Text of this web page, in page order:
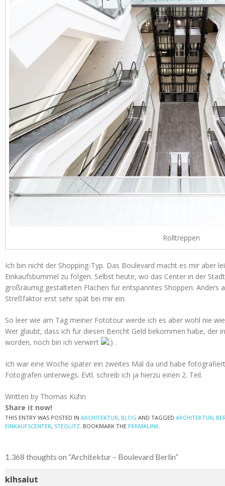
Rolltreppen
Ich bin nicht der Shopping-Typ. Das Boulevard macht es mir aber
Einkaufsbummel zu folgen. Selbst heute, wo das Center in der
großräumig gestalteten Flächen für entspanntes Shoppen. Anders
Streßfaktor erst sehr spät bei mir ein.
So leer wie am Tag meiner Fototour werde ich es aber wohl nie
Wer glaubt, dass ich für diesen Bericht Geld bekommen habe, der
worden, noch bin ich verwirrt
.
Ich war eine Woche später ein zweites Mal da und habe
Fotografen unterwegs. Evtl. schreib ich ja hierzu einen 2. Teil.
Written by Thomas Kühn
Share it now!
THIS ENTRY WAS POSTED IN ARCHITEKTUR, BLOG AND TAGGED ARCHITEKTUR,
EINKAUFSCENTER, STEGLITZ. BOOKMARK THE PERMALINK.
1.368 thoughts on “Architektur – Boulevard Berlin”
klhsalut